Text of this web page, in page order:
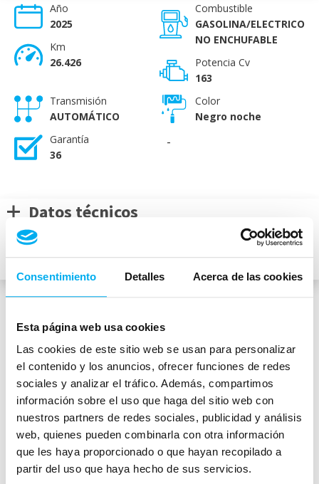
Consentimiento Detalles Acerca de las cookies
Esta página web usa cookies
Las cookies de este sitio web se usan para personalizar
el contenido y los anuncios, ofrecer funciones de redes
sociales y analizar el tráfico. Además, compartimos
información sobre el uso que haga del sitio web con
nuestros partners de redes sociales, publicidad y análisis
web, quienes pueden combinarla con otra información
que les haya proporcionado o que hayan recopilado a
partir del uso que haya hecho de sus servicios.
Año
2025
Km
26.426
Combustible
GASOLINA/ELECTRICO
NO ENCHUFABLE
Potencia Cv
163
Transmisión
AUTOMÁTICO
Garantía
36
Color
Negro noche
-
Datos técnicos
Descripción
Medidas del vehículo
1616
mm
4412 mm 1834mm
Peso:1800kg
Maletero:
435